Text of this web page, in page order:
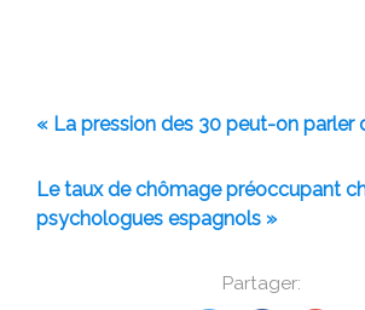
Partager:
« La pression des 30 peut-on parler
Le taux de chômage préoccupant
psychologues espagnols »